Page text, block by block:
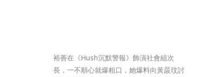
裕善在《Hush沉默警報》飾演社會組次
長，一不順心就爆粗口，她爆料向黃晸玟討